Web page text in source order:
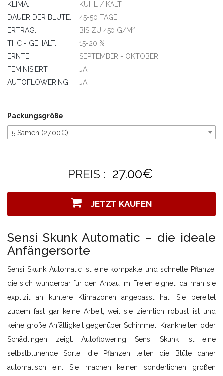
KLIMA:
KÜHL / KALT
DAUER DER BLÜTE:
45-50 TAGE
ERTRAG:
BIS ZU 450 G/M2
THC - GEHALT:
15-20 %
ERNTE:
SEPTEMBER - OKTOBER
FEMINISIERT:
JA
AUTOFLOWERING:
JA
Packungsgröße
5 Samen (27.00€)
PREIS : 27.00€
JETZT KAUFEN
Sensi Skunk Automatic – die ideale
Anfängersorte
Sensi Skunk Automatic ist eine kompakte und schnelle Pflanze,
die sich wunderbar für den Anbau im Freien eignet, da man sie
explizit an kühlere Klimazonen angepasst hat. Sie bereitet
zudem fast gar keine Arbeit, weil sie ziemlich robust ist und
keine große Anfälligkeit gegenüber Schimmel, Krankheiten oder
Schädlingen zeigt. Autoflowering Sensi Skunk ist eine
selbstblühende Sorte, die Pflanzen leiten die Blüte daher
automatisch ein. Sie machen keinen sonderlichen großen